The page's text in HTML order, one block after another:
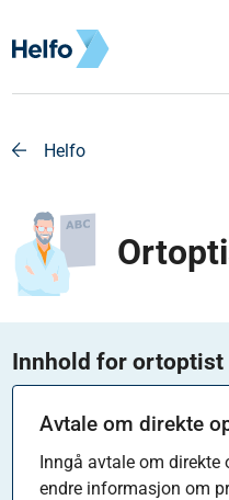
Helfo
Innhold for ortoptist
Avtale om direkte
Inngå avtale om direkte
endre informasjon om